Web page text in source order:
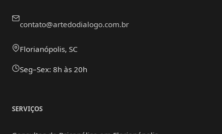
contato@artedodialogo.com.br
Florianópolis, SC
Seg–Sex: 8h às 20h
SERVIÇOS